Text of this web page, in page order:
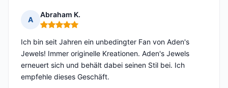
A
Abraham K.
Hinweis: 5 von 5
Ich bin seit Jahren ein unbedingter Fan von Aden's
Jewels! Immer originelle Kreationen. Aden's Jewels
erneuert sich und behält dabei seinen Stil bei. Ich
empfehle dieses Geschäft.